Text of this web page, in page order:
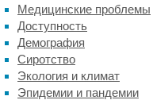
Медицинские проблемы
Доступность
Демография
Сиротство
Экология и климат
Эпидемии и пандемии
путей)
было
десять
раз
выше